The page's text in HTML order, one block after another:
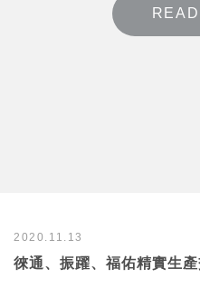
2020.11.13
徠通、振躍、福佑精實生